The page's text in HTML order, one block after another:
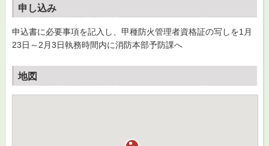
申し込み
申込書に必要事項を記入し、甲種防火管理者資格証の写しを1月
23日～2月3日執務時間内に消防本部予防課へ
地図